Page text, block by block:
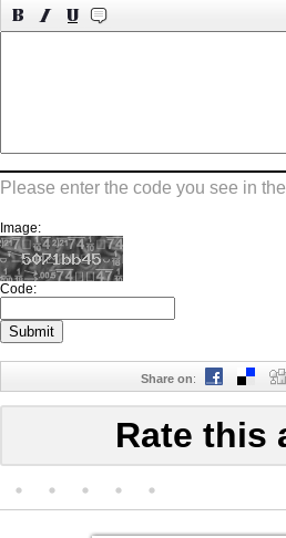
Please enter the code you see in
Image:
Code:
Share on:
Rate this